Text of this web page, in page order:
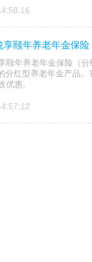
享颐年养老年金保
颐年养老年金保险（
分红型养老年金产品
优惠。